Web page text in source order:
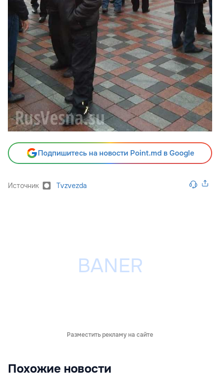
Подпишитесь на новости Point.md в Google
Источник Tvzvezda
Разместить рекламу на сайте
Похожие новости